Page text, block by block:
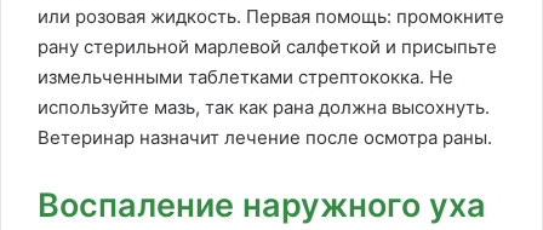
или розовая жидкость. Первая помощь: промокните
рану стерильной марлевой салфеткой и присыпьте
измельченными таблетками стрептококка. Не
используйте мазь, так как рана должна высохнуть.
Ветеринар назначит лечение после осмотра раны.
Воспаление наружного уха